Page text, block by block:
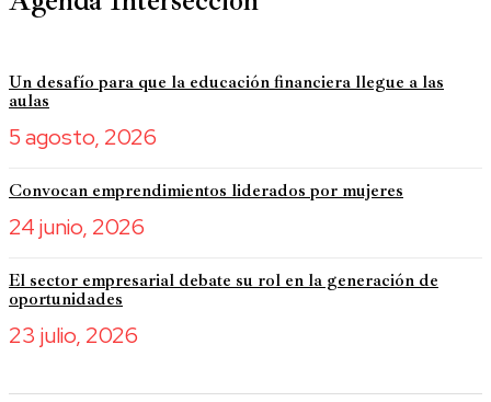
Un desafío para que la educación financiera llegue a las
aulas
5 agosto, 2026
Convocan emprendimientos liderados por mujeres
24 junio, 2026
El sector empresarial debate su rol en la generación de
oportunidades
23 julio, 2026